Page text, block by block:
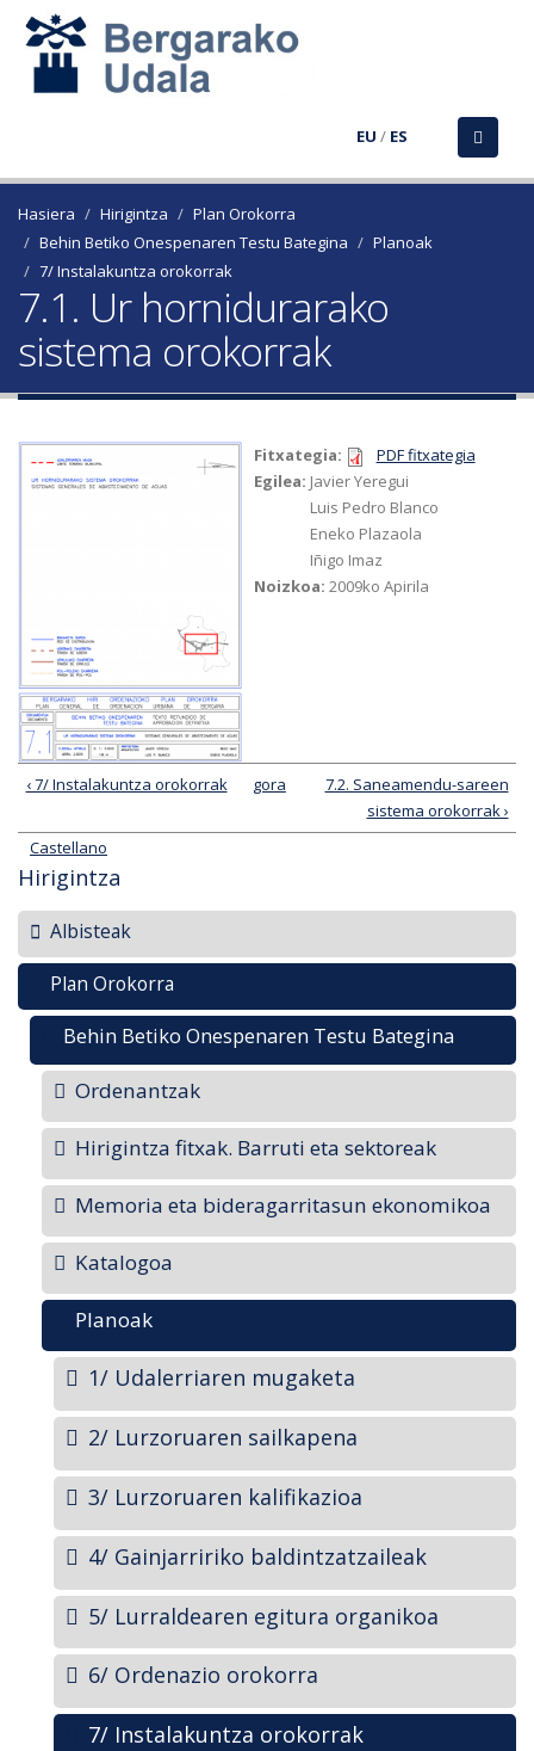
EU / ES
Hasiera Hirigintza
Plan Orokorra
Behin Betiko Onespenaren Testu Bategina
Planoak
7/ Instalakuntza orokorrak
7.1. Ur hornidurarako
sistema orokorrak
Fitxategia:
PDF fitxategia
Egilea: Javier Yeregui
Luis Pedro Blanco
Eneko Plazaola
Iñigo Imaz
Noizkoa:2009ko Apirila
‹ 7/ Instalakuntza orokorrak gora
7.2. Saneamendu-sareen
sistema orokorrak ›
Castellano
Hirigintza
Albisteak
Plan Orokorra
Behin Betiko Onespenaren Testu Bategina
Ordenantzak
Hirigintza fitxak. Barruti eta sektoreak
Memoria eta bideragarritasun ekonomikoa
Katalogoa
Planoak
1/ Udalerriaren mugaketa
2/ Lurzoruaren sailkapena
3/ Lurzoruaren kalifikazioa
4/ Gainjarririko baldintzatzaileak
5/ Lurraldearen egitura organikoa
6/ Ordenazio orokorra
7/ Instalakuntza orokorrak